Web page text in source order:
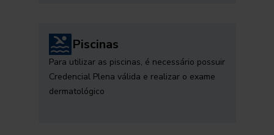
Piscinas
Para utilizar as piscinas, é necessário possuir
Credencial Plena válida e realizar o exame
dermatológico